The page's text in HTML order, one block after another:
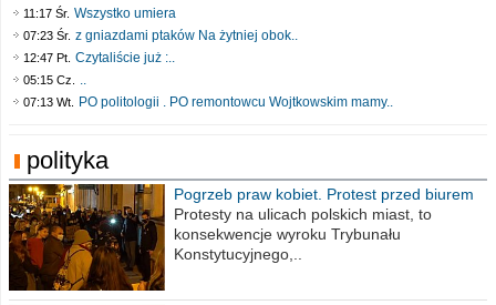
11:17 Śr. Wszystko umiera
07:23 Śr. z gniazdami ptaków Na żytniej obok..
12:47 Pt. Czytaliście już :..
05:15 Cz. ..
07:13 Wt. PO politologii . PO remontowcu Wojtkowskim mamy..
polityka
Pogrzeb praw kobiet. Protest przed biurem
poselskim PiS
Protesty na ulicach polskich miast, to
konsekwencje wyroku Trybunału
Konstytucyjnego,..